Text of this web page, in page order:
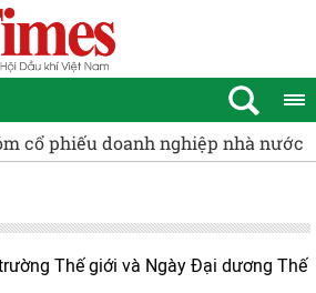
trưởng mới của cụm Khí - Điện -
Thế giới và Ngày Đại dương Thế